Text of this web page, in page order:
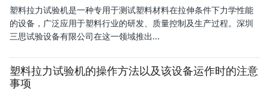
塑料拉力试验机是一种专用于测试塑料材料在拉伸条件下力学性能
的设备，广泛应用于塑料行业的研发、质量控制及生产过程。深圳
三思试验设备有限公司在这一领域推出...
塑料拉力试验机的操作方法以及该设备运作时的注意
事项